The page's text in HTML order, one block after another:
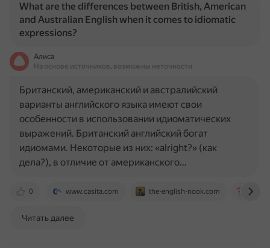
What are the differences between British, American
and Australian English when it comes to idiomatic
expressions?
Алиса
На основе источников, возможны неточности
0 www.casita.com the-english-nook.com
Британский, американский и австралийский
варианты английского языка имеют свои
особенности в использовании идиоматических
выражений. Британский английский богат
идиомами. Некоторые из них: «alright?» (как
дела?), в отличие от американского…
Читать далее